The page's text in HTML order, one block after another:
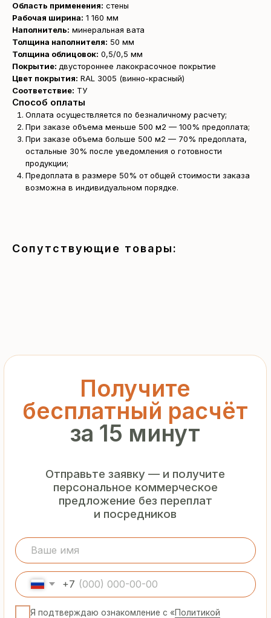
Область применения: стены
Рабочая ширина: 1 160 мм
Наполнитель: минеральная вата
Толщина наполнителя: 50 мм
Толщина облицовок: 0,5/0,5 мм
Покрытие: двустороннее лакокрасочное покрытие
Цвет покрытия: RAL 3005 (винно-красный)
Соответствие: ТУ
Способ оплаты
Оплата осуществляется по безналичному расчету;
При заказе объема меньше 500 м2 — 100% предоплата;
При заказе объема больше 500 м2 — 70% предоплата,
остальные 30% после уведомления о готовности
продукции;
Предоплата в размере 50% от общей стоимости заказа
возможна в индивидуальном порядке.
Сопутствующие товары:
Получите
бесплатный расчёт
Отправьте заявку — и получите
персональное коммерческое
и на условиях, указанных в
Запросить рассчёт
Гарантия
от производителя
Предоставляем официальную гарантию
на материалы и подтверждаем
надёжность каждой партии